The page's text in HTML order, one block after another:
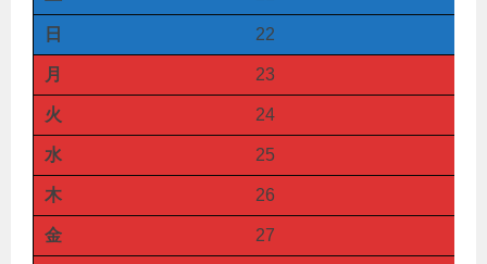
日 22
月 23
火 24
水 25
木 26
金 27